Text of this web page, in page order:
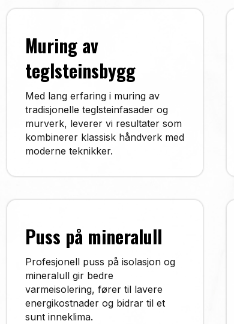
Muring av
teglsteinsbygg
Med lang erfaring i muring av
tradisjonelle teglsteinfasader og
murverk, leverer vi resultater som
kombinerer klassisk håndverk med
moderne teknikker.
Puss på mineralull
Profesjonell puss på isolasjon og
mineralull gir bedre
varmeisolering, fører til lavere
energikostnader og bidrar til et
sunt inneklima.